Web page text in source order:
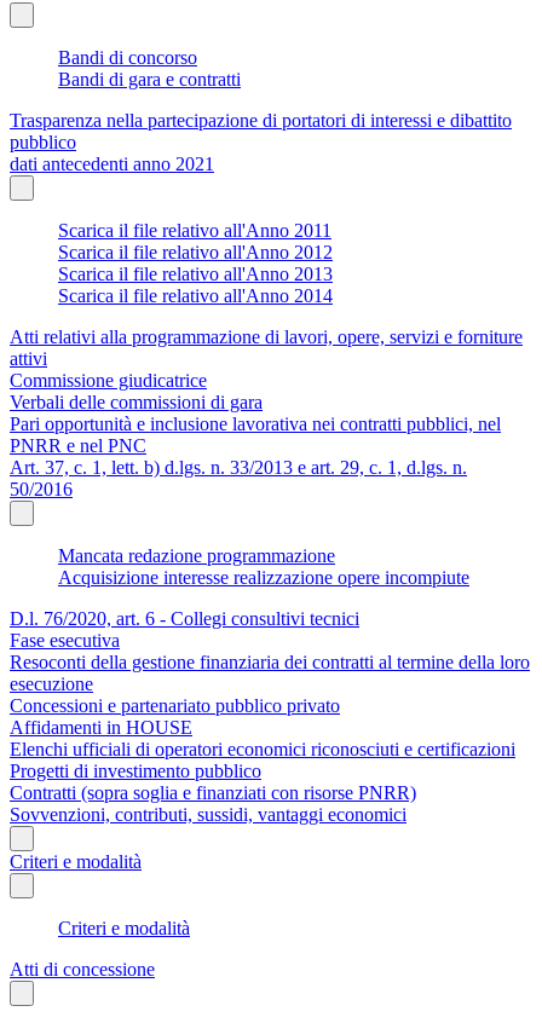
Bandi di concorso
Bandi di gara e contratti
Trasparenza nella partecipazione di portatori di interessi e dibattito
pubblico
dati antecedenti anno 2021
Scarica il file relativo all'Anno 2011
Scarica il file relativo all'Anno 2012
Scarica il file relativo all'Anno 2013
Scarica il file relativo all'Anno 2014
Atti relativi alla programmazione di lavori, opere, servizi e forniture
attivi
Commissione giudicatrice
Verbali delle commissioni di gara
Pari opportunità e inclusione lavorativa nei contratti pubblici, nel
PNRR e nel PNC
Art. 37, c. 1, lett. b) d.lgs. n. 33/2013 e art. 29, c. 1, d.lgs. n.
50/2016
Mancata redazione programmazione
Acquisizione interesse realizzazione opere incompiute
D.l. 76/2020, art. 6 - Collegi consultivi tecnici
Fase esecutiva
Resoconti della gestione finanziaria dei contratti al termine della loro
esecuzione
Concessioni e partenariato pubblico privato
Affidamenti in HOUSE
Elenchi ufficiali di operatori economici riconosciuti e certificazioni
Progetti di investimento pubblico
Contratti (sopra soglia e finanziati con risorse PNRR)
Sovvenzioni, contributi, sussidi, vantaggi economici
Criteri e modalità
Criteri e modalità
Atti di concessione